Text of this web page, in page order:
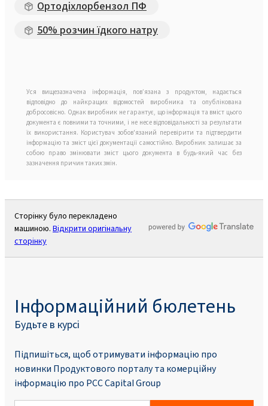
Ортодіхлорбензол ПФ
50% розчин їдкого натру
Уся вищезазначена інформація, пов’язана з продуктом, надається
відповідно до найкращих відомостей виробника та опублікована
добросовісно. Однак виробник не гарантує, що інформація та вміст цього
документа є повними та точними, і не несе відповідальності за результати
їх використання. Користувач зобов'язаний перевірити та підтвердити
інформацію та зміст цієї документації самостійно. Виробник залишає за
собою право змінювати зміст цього документа в будь-який час без
зазначення причин таких змін.
Сторінку було перекладено
машиною. Відкрити оригінальну
сторінку
Інформаційний бюлетень
Будьте в курсі
Підпишіться, щоб отримувати інформацію про
новинки Продуктового порталу та комерційну
інформацію про PCC Capital Group